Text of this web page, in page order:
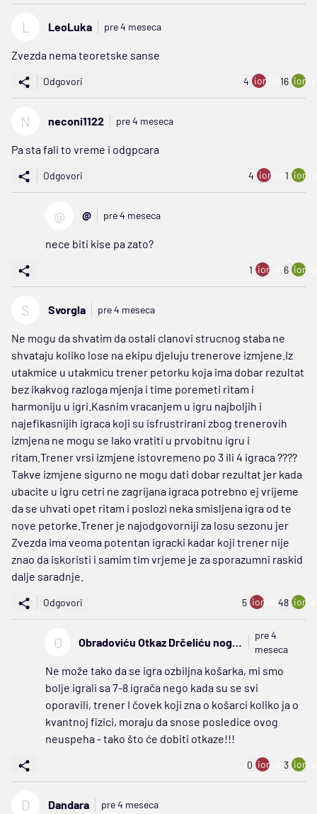
L LeoLuka pre 4 meseca
Zvezda nema teoretske sanse
Odgovori 4 ion:minus
16
N neconi1122 pre 4 meseca
Pa sta fali to vreme i odgpcara
Odgovori 4 ion:minus
1
@ @ pre 4 meseca
nece biti kise pa zato?
1 ion:minus
6
S Svorgla pre 4 meseca
Ne mogu da shvatim da ostali clanovi strucnog staba ne
shvataju koliko lose na ekipu djeluju trenerove izmjene.Iz
utakmice u utakmicu trener petorku koja ima dobar rezultat
bez ikakvog razloga mjenja i time poremeti ritam i
harmoniju u igri.Kasnim vracanjem u igru najboljih i
najefikasnijih igraca koji su isfrustrirani zbog trenerovih
izmjena ne mogu se lako vratiti u prvobitnu igru i
ritam.Trener vrsi izmjene istovremeno po 3 ili 4 igraca ????
Takve izmjene sigurno ne mogu dati dobar rezultat jer kada
ubacite u igru cetri ne zagrijana igraca potrebno ej vrijeme
da se uhvati opet ritam i poslozi neka smisljena igra od te
nove petorke.Trener je najodgovorniji za losu sezonu jer
Zvezda ima veoma potentan igracki kadar koji trener nije
znao da iskoristi i samim tim vrjeme je za sporazumni raskid
dalje saradnje.
Odgovori 5 ion:minus
48
O
Obradoviću Otkaz Drčeliću nogu
pre 4
meseca
Ne može tako da se igra ozbiljna košarka, mi smo
bolje igrali sa 7-8 igrača nego kada su se svi
oporavili, trener I čovek koji zna o košarci koliko ja o
kvantnoj fizici, moraju da snose posledice ovog
neuspeha - tako što će dobiti otkaze!!!
0 ion:minus
3
D Dandara pre 4 meseca